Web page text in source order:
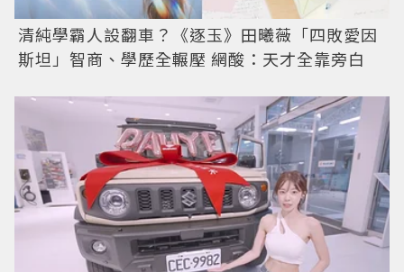
清純學霸人設翻車？《逐玉》田曦薇「四敗愛因
斯坦」智商、學歷全輾壓 網酸：天才全靠旁白